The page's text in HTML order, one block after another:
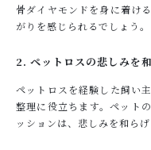
骨ダイヤモンドを身に着け
がりを感じられるでしょう。
2. ペットロスの悲しみを
ペットロスを経験した飼い
整理に役立ちます。ペット
ッションは、悲しみを和ら